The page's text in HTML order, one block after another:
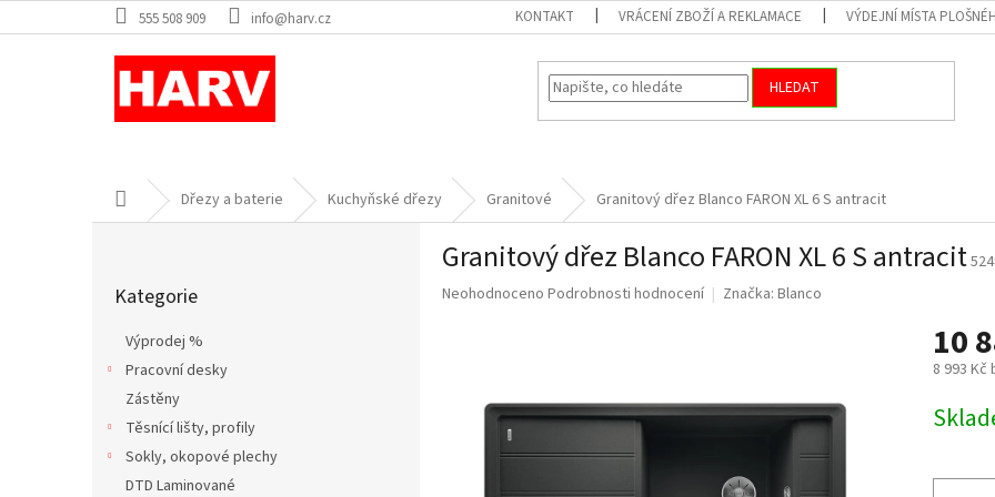
na
555 508 909 info@harv.cz KONTAKT VRÁCENÍ ZBOŽÍ A REKLAMACE VÝDEJNÍ MÍSTA
HLEDAT
Domů Dřezy a baterie Kuchyňské dřezy Granitové Granitový dřez Blanco FARON XL 6 S antracit
kategorie
Kategorie
Výprodej %
Pracovní desky
Zástěny
Těsnící lišty, profily
Sokly, okopové plechy
DTD Laminované
Granitový dřez Blanco FARON XL 6 S antracit
Průměrné
hvězdiček.
Neohodnoceno Podrobnosti hodnocení Značka: Blanco
10
8 993 Kč
cena: